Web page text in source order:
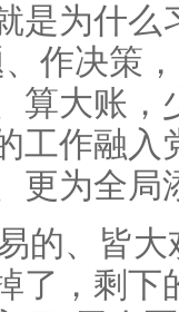
是为什么
作决策
算大账，
工作融入
更为全局
的、皆
了，剩下